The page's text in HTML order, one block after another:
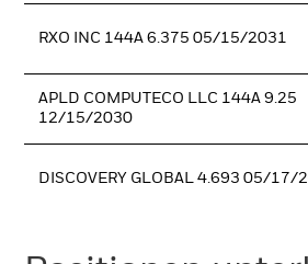
RXO INC 144A 6.375 05/15/2031
APLD COMPUTECO LLC 144A 9.25
12/15/2030
DISCOVERY GLOBAL 4.693 05/17/